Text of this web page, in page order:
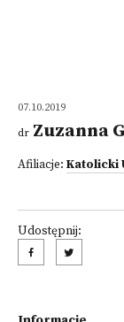
07.10.2019
dr Zuzanna
Afiliacje: Katolicki
Udostępnij: